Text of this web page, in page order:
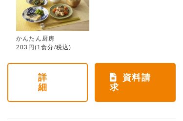
かんたん厨房
203円(1食分/税込)
詳
細
資料請
求